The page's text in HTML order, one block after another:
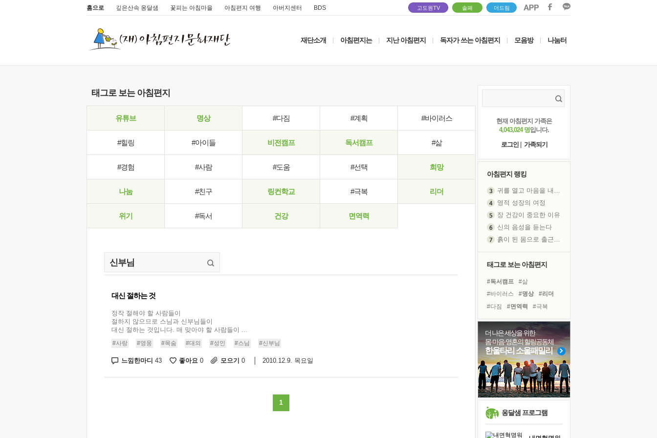
홈으로 깊은산속 옹달샘 꽃피는 아침마을 아침편지 여행 아버지센터 BDS 고도원TV 솔패 더드림
재단소개 아침편지는 지난 아침편지 독자가 쓰는 아침편지 모음방 나눔터
태그로 보는 아침편지
유튜브 명상 #다짐 #계획 #바이러스
#힐링 #아이들 비전캠프 독서캠프 #삶
#경험 #사람 #도움 #선택 희망
나눔 #친구 링컨학교 #극복 리더
위기 #독서 건강 면역력
대신 절하는 것
정작 절해야 할 사람들이
절하지 않으므로 스님과 신부님들이
대신 절하는 것입니다. 매 맞아야 할 사람들이 ...
#사랑 #영웅 #목숨 #대의 #성인 #스님 #신부님
느낌한마디 43 좋아요 0 모으기 0 2010.12.9. 목요일
1
현재 아침편지 가족은
4,043,024 명입니다.
로그인
가족되기
아침편지 랭킹
귀를 열고 마음을 내어주고
영적 성장의 여정
장 건강이 중요한 이유
신의 음성을 듣는다
흙이 된 몸으로 출근하는 여자
졸업식 사진을 보며
극심한 변비, 어깨결림, 수면 장애
아픈 아버지를 위한 공간 설계
슬럼프
보고 싶은 어머니
유년 시절의 부산 영도 바다
못된 꼰대들
희망이란
'모른다'는 것
태그로 보는 아침편지
#독서캠프
#삶
#바이러스
#명상
#리더
#다짐
#면역력
#극복
#링컨학교
#친구
#건강
#독서
#힐링
#비전캠프
#사람
#아이들
#나눔
#계획
#유튜브
#도움
#선택
더 나은 세상을 위한
몸·마음·영혼의 힐링공동체
한울타리 소울패밀리
옹달샘 프로그램